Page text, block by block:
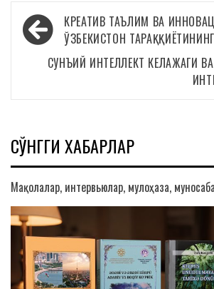
Навигация
по
записям
КРЕАТИВ ТАЪЛИМ ВА
ЎЗБЕКИСТОН
СУНЪИЙ ИНТЕЛЛЕКТ КЕЛАЖАГИ
СЎНГГИ ХАБАРЛАР
Мақолалар, интервьюлар, мулоҳаза,